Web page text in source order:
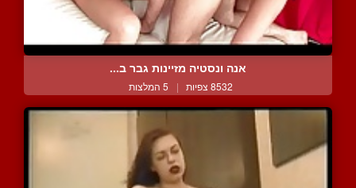
אנה ונסטיה מזיינות גבר ב...
8532 צפיות | 5 המלצות